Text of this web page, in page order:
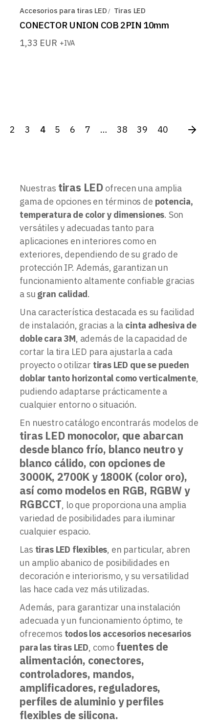
Accesorios para tiras LED Tiras LED
CONECTOR UNION COB 2PIN 10mm
1,33 EUR +IVA
2 3 4 5 6 7 … 38 39 40
Nuestras tiras LED ofrecen una amplia
gama de opciones en términos de potencia,
temperatura de color y dimensiones. Son
versátiles y adecuadas tanto para
aplicaciones en interiores como en
exteriores, dependiendo de su grado de
protección IP. Además, garantizan un
funcionamiento altamente confiable gracias
a su gran calidad.
Una característica destacada es su facilidad
de instalación, gracias a la cinta adhesiva de
doble cara 3M, además de la capacidad de
cortar la tira LED para ajustarla a cada
proyecto o otilizar tiras LED que se pueden
doblar tanto horizontal como verticalmente,
pudiendo adaptarse prácticamente a
cualquier entorno o situación.
En nuestro catálogo encontrarás modelos de
tiras LED monocolor, que abarcan
desde blanco frío, blanco neutro y
blanco cálido, con opciones de
3000K, 2700K y 1800K (color oro),
así como modelos en RGB, RGBW y
RGBCCT, lo que proporciona una amplia
variedad de posibilidades para iluminar
cualquier espacio.
Las tiras LED flexibles, en particular, abren
un amplio abanico de posibilidades en
decoración e interiorismo, y su versatilidad
las hace cada vez más utilizadas.
Además, para garantizar una instalación
adecuada y un funcionamiento óptimo, te
ofrecemos todos los accesorios necesarios
para las tiras LED, como fuentes de
alimentación, conectores,
controladores, mandos,
amplificadores, reguladores,
perfiles de aluminio y perfiles
flexibles de silicona.